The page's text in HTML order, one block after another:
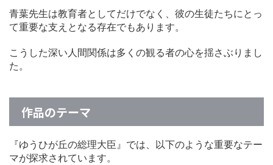
青葉先生は教育者としてだけでなく、彼の生徒たちにとっ
て重要な支えとなる存在でもあります。
こうした深い人間関係は多くの観る者の心を揺さぶりまし
た。
作品のテーマ
『ゆうひが丘の総理大臣』では、以下のような重要なテー
マが探求されています。